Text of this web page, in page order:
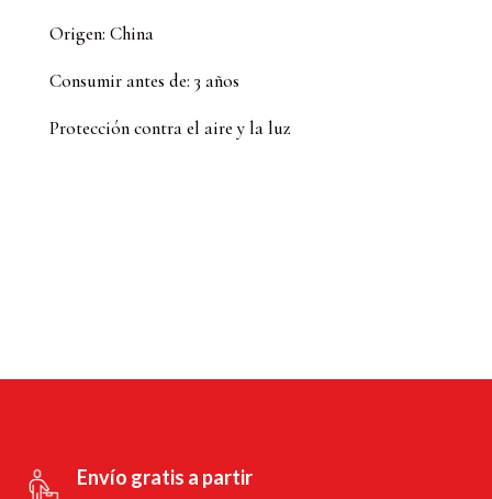
Origen: China
Consumir antes de: 3 años
Protección contra el aire y la luz
Envío gratis a partir